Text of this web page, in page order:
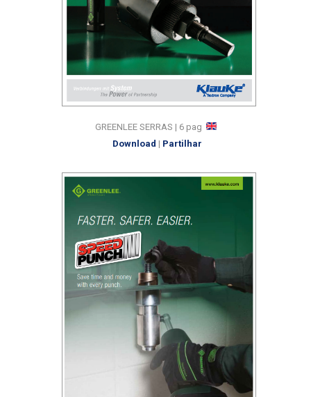
GREENLEE SERRAS | 6 pag
Download | Partilhar